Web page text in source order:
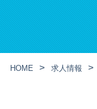
HOME 求人情報